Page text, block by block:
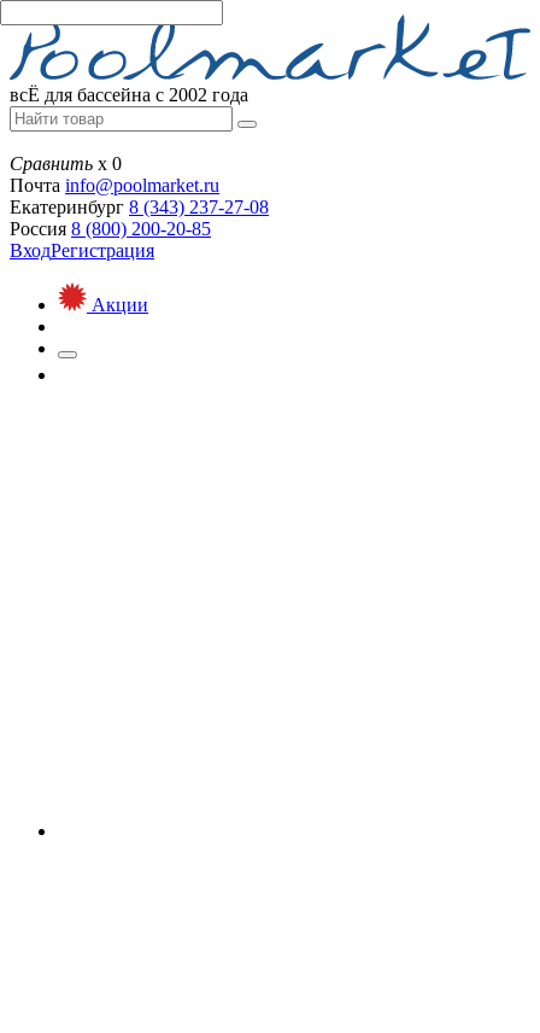
всЁ для бассейна с 2002 года
Сравнить х 0
Почта info@poolmarket.ru
Екатеринбург 8 (343) 237-27-08
Россия 8 (800) 200-20-85
ВходРегистрация
Акции